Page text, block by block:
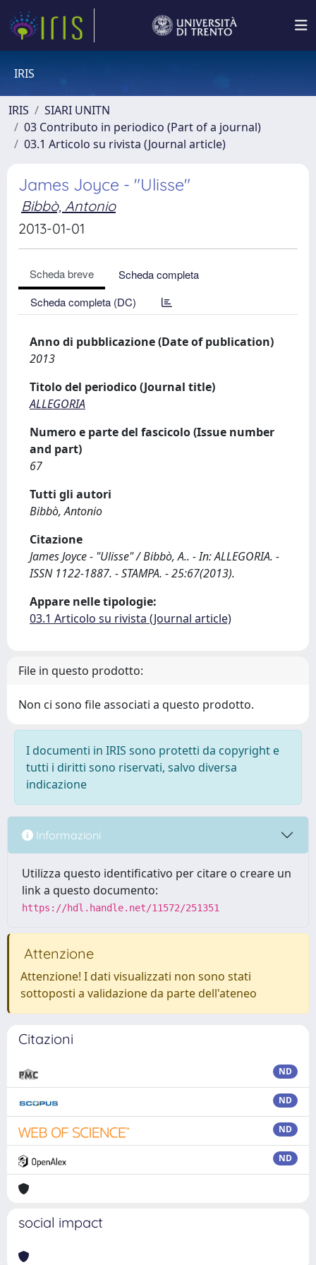
IRIS
IRIS
SIARI UNITN
03 Contributo in periodico (Part of a journal)
03.1 Articolo su rivista (Journal article)
James Joyce - "Ulisse"
Bibbò, Antonio
2013-01-01
Scheda breve
Scheda completa
Scheda completa (DC)
Anno di pubblicazione (Date of publication)
2013
Titolo del periodico (Journal title)
ALLEGORIA
Numero e parte del fascicolo (Issue number
and part)
67
Tutti gli autori
Bibbò, Antonio
Citazione
James Joyce - "Ulisse" / Bibbò, A.. - In: ALLEGORIA. -
ISSN 1122-1887. - STAMPA. - 25:67(2013).
Appare nelle tipologie:
03.1 Articolo su rivista (Journal article)
File in questo prodotto:
Non ci sono file associati a questo prodotto.
I documenti in IRIS sono protetti da copyright e
tutti i diritti sono riservati, salvo diversa
indicazione
Informazioni
Utilizza questo identificativo per citare o creare un
link a questo documento:
https://hdl.handle.net/11572/251351
Attenzione
Attenzione! I dati visualizzati non sono stati
sottoposti a validazione da parte dell'ateneo
Citazioni
ND
ND
ND
ND
social impact